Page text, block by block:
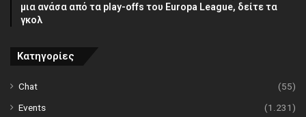
μια ανάσα από τα play-offs του Europa League, δείτε τα
γκολ
Κατηγορίες
Chat
(55)
Events
(1.231)